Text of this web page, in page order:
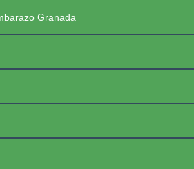
Granada
FRECUENTES SESIONES
COMUNIONES 2026